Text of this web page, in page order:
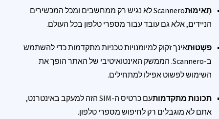
תְאִימוּת
Scannero לא נגיש רק ממחשבים ומכל המכשירים
הניידים, אלא גם עובד עבור מספרי טלפון בכל העולם.
פַּשְׁטוּתאינך זקוק למיומנויות טכניות מתקדמות כדי להשתמש
ב-Scannero. הממשק האינטואיטיבי של האתר הופך את
השימוש לפשוט אפילו למתחילים.
תכונות מתקדמות
עם כרטיס ה-SIM הזה למעקב באינטרנט,
אתם לא מוגבלים רק לחיפוש מספרי טלפון.